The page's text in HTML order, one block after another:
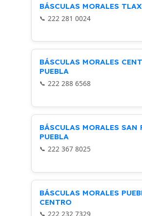
BÁSCULAS MORALES
222 281 0024
BÁSCULAS MORALES
PUEBLA
222 288 6568
BÁSCULAS MORALES SAN
PUEBLA
222 367 8025
BÁSCULAS MORALES
CENTRO
222 232 7329